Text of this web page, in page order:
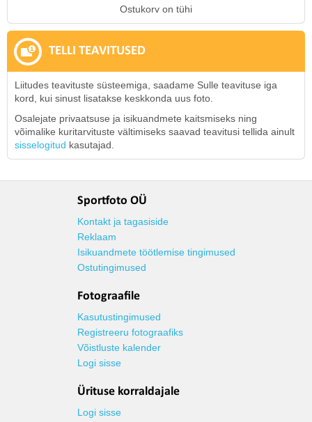
Ostukorv on tühi
TELLI TEAVITUSED
Liitudes teavituste süsteemiga, saadame Sulle teavituse iga
kord, kui sinust lisatakse keskkonda uus foto.
Osalejate privaatsuse ja isikuandmete kaitsmiseks ning
võimalike kuritarvituste vältimiseks saavad teavitusi tellida ainult
sisselogitud kasutajad.
Sportfoto OÜ
Kontakt ja tagasiside
Reklaam
Isikuandmete töötlemise tingimused
Ostutingimused
Fotograafile
Kasutustingimused
Registreeru fotograafiks
Võistluste kalender
Logi sisse
Ürituse korraldajale
Logi sisse